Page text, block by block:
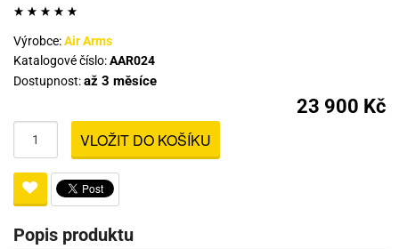
Výrobce:Air Arms
Katalogové číslo:AAR024
Dostupnost:až 3 měsíce
23 900 Kč
VLOŽIT DO KOŠÍKU
Popis produktu